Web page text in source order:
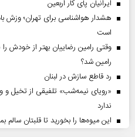
ایرانیان پای کار اربعین
هشدار هواشناسی برای تهران؛ وزش
است
وقتی رامین رضاییان بهتر از خودش
رامین شد؟
رد قاطع سازش در لبنان
«رویای نیمه‌شب» تلفیقی از تخیل
ندارد
این میوه‌ها را بخورید تا قلبتان سالم